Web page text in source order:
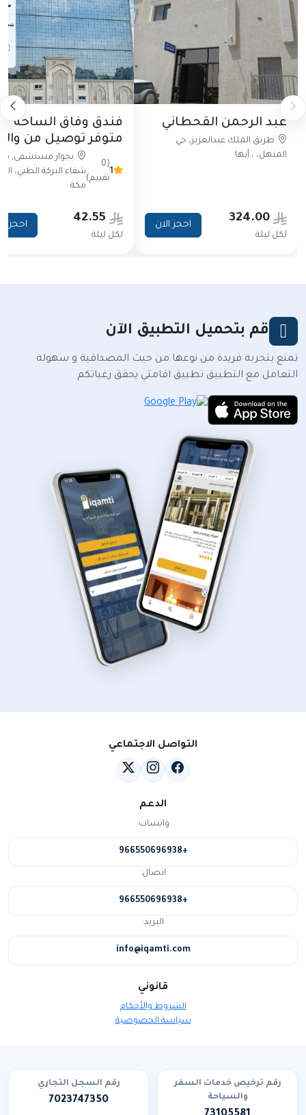
عبد الرحمن القحطاني
طريق الملك عبدالعزيز، حي
المنهل، ، أبها
324.00
لكل ليلة
احجز الان
فندق وفاق الساحة
متوفر توصيل من
الحرم
1
(0
تقييم)
بجوار مستشفى,
شفاء البركة الطبي،
مكة
42.55
لكل ليلة
احجز
قم بتحميل التطبيق الآن
تمتع بتجربة فريدة من نوعها من حيث المصداقية و سهولة
التعامل مع التطبيق تطبيق اقامتي يحقق رغباتكم
التواصل الاجتماعي
الدعم
واتساب:
+966550696938
اتصال:
+966550696938
البريد:
info@iqamti.com
قانوني
الشروط والأحكام
سياسة الخصوصية
رقم ترخيص خدمات السفر
والسياحة
رقم السجل التجاري
7023747350